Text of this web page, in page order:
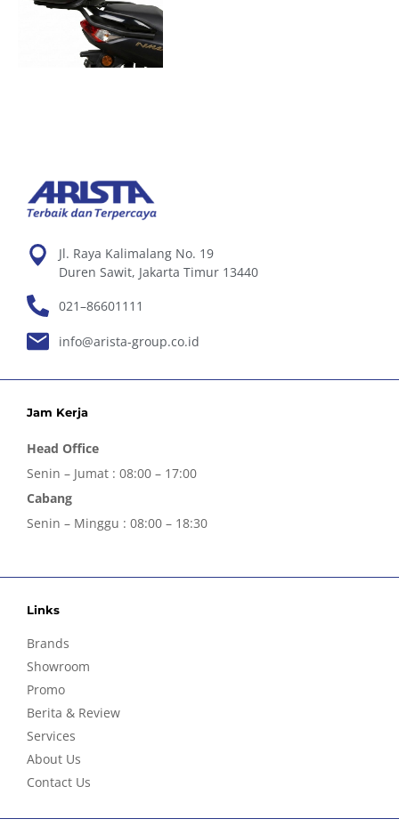
Jl. Raya Kalimalang No. 19
Duren Sawit, Jakarta Timur 13440
021–86601111
info@arista-group.co.id
Jam Kerja
Head Office
Senin – Jumat : 08:00 – 17:00
Cabang
Senin – Minggu : 08:00 – 18:30
Links
Brands
Showroom
Promo
Berita & Review
Services
About Us
Contact Us